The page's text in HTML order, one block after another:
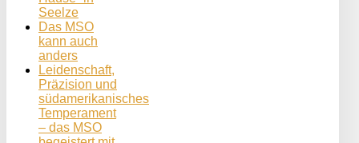
Seelze
Das MSO
kann auch
anders
Leidenschaft,
Präzision und
südamerikanisches
Temperament
– das MSO